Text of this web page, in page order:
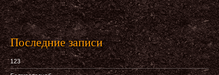
Последние записи
123